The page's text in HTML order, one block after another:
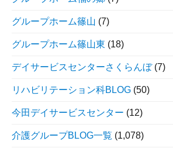
グループホーム篠山 (7)
グループホーム篠山東 (18)
デイサービスセンターさくらんぼ(7)
リハビリテーション科BLOG (50)
今田デイサービスセンター (12)
介護グループBLOG一覧 (1,078)